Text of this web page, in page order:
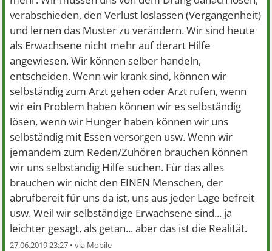
verabschieden, den Verlust loslassen (Vergangenheit)
und lernen das Muster zu verändern. Wir sind heute
als Erwachsene nicht mehr auf derart Hilfe
angewiesen. Wir können selber handeln,
entscheiden. Wenn wir krank sind, können wir
selbständig zum Arzt gehen oder Arzt rufen, wenn
wir ein Problem haben können wir es selbständig
lösen, wenn wir Hunger haben können wir uns
selbständig mit Essen versorgen usw. Wenn wir
jemandem zum Reden/Zuhören brauchen können
wir uns selbständig Hilfe suchen. Für das alles
brauchen wir nicht den EINEN Menschen, der
abrufbereit für uns da ist, uns aus jeder Lage befreit
usw. Weil wir selbständige Erwachsene sind... ja
leichter gesagt, als getan... aber das ist die Realität.
27.06.2019 23:27 •